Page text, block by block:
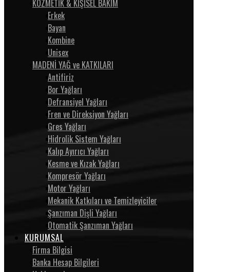
KOZMETİK & KİŞİSEL BAKIM
Erkek
Bayan
Kombine
Unisex
MADENİ YAĞ ve KATKILARI
Antifiriz
Bor Yağları
Defransiyel Yağları
Fren ve Direksiyon Yağları
Gres Yağları
Hidrolik Sistem Yağları
Kalıp Ayırıcı Yağları
Kesme ve Kızak Yağları
Kompresör Yağları
Motor Yağları
Mekanik Katkıları ve Temizleyiciler
Şanzıman Dişli Yağları
Otomatik Şanzıman Yağları
KURUMSAL
Firma Bilgisi
Banka Hesap Bilgileri